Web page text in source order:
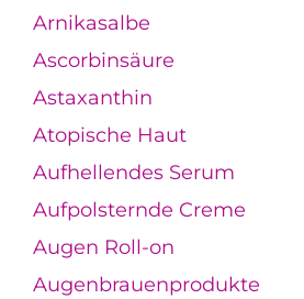
Arnikasalbe
Ascorbinsäure
Astaxanthin
Atopische Haut
Aufhellendes Serum
Aufpolsternde Creme
Augen Roll-on
Augenbrauenprodukte